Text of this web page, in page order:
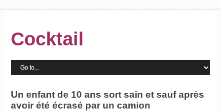
Cocktail
Un enfant de 10 ans sort sain et sauf après
avoir été écrasé par un camion